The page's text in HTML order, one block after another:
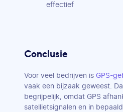
effectief
Conclusie
Voor veel bedrijven is GPS-
vaak een bijzaak geweest.
begrijpelijk, omdat GPS
satellietsignalen en in